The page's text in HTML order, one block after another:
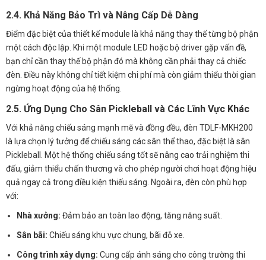
2.4. Khả Năng Bảo Trì và Nâng Cấp Dễ Dàng
Điểm đặc biệt của thiết kế module là khả năng thay thế từng bộ phận
một cách độc lập. Khi một module LED hoặc bộ driver gặp vấn đề,
bạn chỉ cần thay thế bộ phận đó mà không cần phải thay cả chiếc
đèn. Điều này không chỉ tiết kiệm chi phí mà còn giảm thiểu thời gian
ngừng hoạt động của hệ thống.
2.5. Ứng Dụng Cho Sân Pickleball và Các Lĩnh Vực Khác
Với khả năng chiếu sáng mạnh mẽ và đồng đều, đèn TDLF-MKH200
là lựa chọn lý tưởng để chiếu sáng các sân thể thao, đặc biệt là sân
Pickleball. Một hệ thống chiếu sáng tốt sẽ nâng cao trải nghiệm thi
đấu, giảm thiểu chấn thương và cho phép người chơi hoạt động hiệu
quả ngay cả trong điều kiện thiếu sáng. Ngoài ra, đèn còn phù hợp
với:
Nhà xưởng: Đảm bảo an toàn lao động, tăng năng suất.
Sân bãi: Chiếu sáng khu vực chung, bãi đỗ xe.
Công trình xây dựng: Cung cấp ánh sáng cho công trường thi